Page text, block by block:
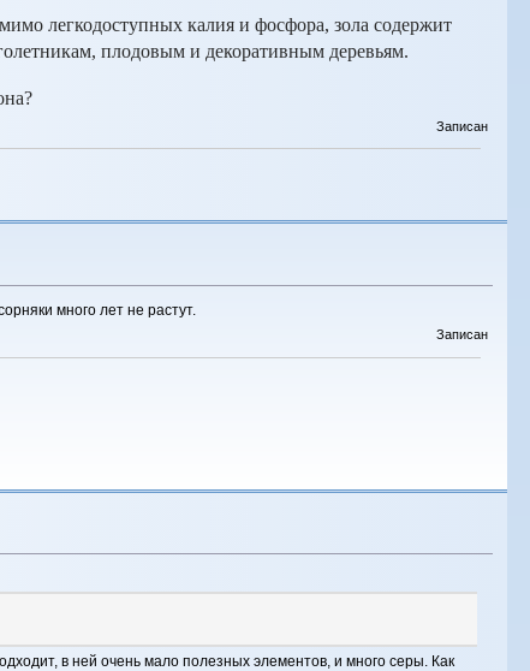
легкодоступных калия и фосфора, зола содержит
плодовым и декоративным деревьям.
Записан
много лет не растут.
Записан
в ней очень мало полезных элементов, и много серы. Как